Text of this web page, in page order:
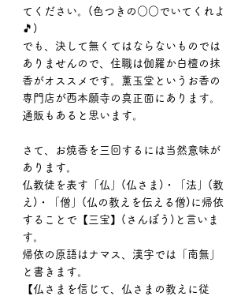
てください。(色つきの○○でいてくれよ
🎵)
でも、決して無くてはならないものでは
ありませんので、住職は伽羅か白檀の抹
香がオススメです。薫玉堂というお香の
専門店が西本願寺の真正面にあります。
通販もあると思います。
さて、お焼香を三回するには当然意味が
あります。
仏教徒を表す「仏」(仏さま)・「法」(教
え)・「僧」(仏の教えを伝える僧)に帰依
することで【三宝】(さんぼう)と言いま
す。
帰依の原語はナマス、漢字では「南無」
と書きます。
【仏さまを信じて、仏さまの教えに従